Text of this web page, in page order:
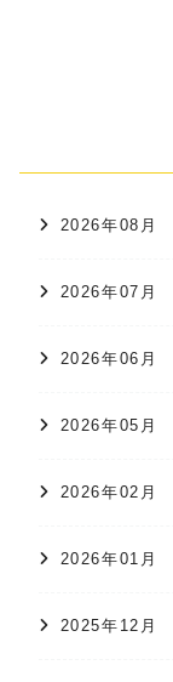
2026年08月
2026年07月
2026年06月
2026年05月
2026年02月
2026年01月
2025年12月